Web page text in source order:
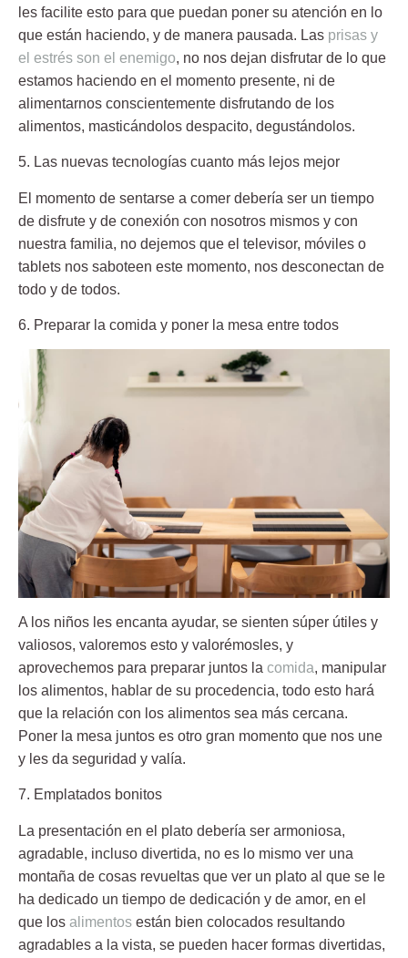
les facilite esto para que puedan poner su atención en lo
que están haciendo, y de manera pausada. Las prisas y
el estrés son el enemigo, no nos dejan disfrutar de lo que
estamos haciendo en el momento presente, ni de
alimentarnos conscientemente disfrutando de los
alimentos, masticándolos despacito, degustándolos.
5. Las nuevas tecnologías cuanto más lejos mejor
El momento de sentarse a comer debería ser un tiempo
de disfrute y de conexión con nosotros mismos y con
nuestra familia, no dejemos que el televisor, móviles o
tablets nos saboteen este momento, nos desconectan de
todo y de todos.
6. Preparar la comida y poner la mesa entre todos
A los niños les encanta ayudar, se sienten súper útiles y
valiosos, valoremos esto y valorémosles, y
aprovechemos para preparar juntos la comida, manipular
los alimentos, hablar de su procedencia, todo esto hará
que la relación con los alimentos sea más cercana.
Poner la mesa juntos es otro gran momento que nos une
y les da seguridad y valía.
7. Emplatados bonitos
La presentación en el plato debería ser armoniosa,
agradable, incluso divertida, no es lo mismo ver una
montaña de cosas revueltas que ver un plato al que se le
ha dedicado un tiempo de dedicación y de amor, en el
que los alimentos están bien colocados resultando
agradables a la vista, se pueden hacer formas divertidas,